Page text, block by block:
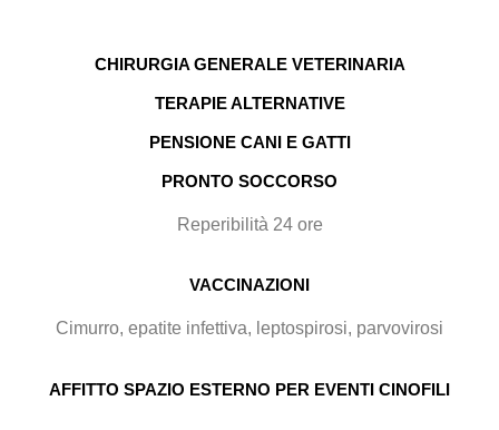
CHIRURGIA GENERALE VETERINARIA
TERAPIE ALTERNATIVE
PENSIONE CANI E GATTI
PRONTO SOCCORSO
Reperibilità 24 ore
VACCINAZIONI
Cimurro, epatite infettiva, leptospirosi, parvovirosi
AFFITTO SPAZIO ESTERNO PER EVENTI CINOFILI